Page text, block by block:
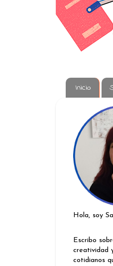
Inicio
Hola, soy
Escribo
creatividad
cotidianos